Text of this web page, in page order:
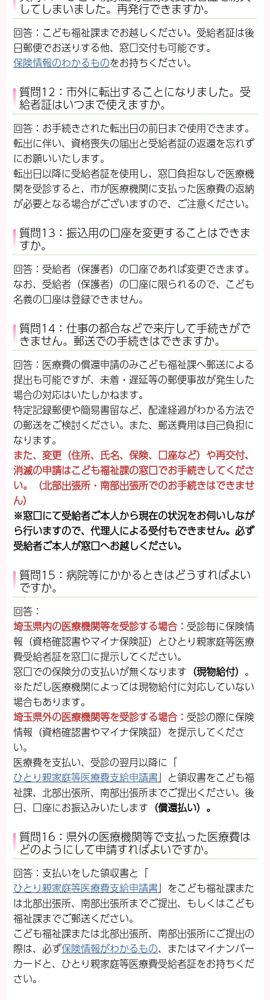
してしまいました。再発行できますか。
回答：こども福祉課までお越しください。受給者証は後
日郵便でお送りする他、窓口交付も可能です。
保険情報のわかるものをお持ちください。
質問12：市外に転出することになりました。受
給者証はいつまで使えますか。
回答：お手続きされた転出日の前日まで使用できます。
転出に伴い、資格喪失の届出と受給者証の返還を忘れず
にお願いいたします。
転出日以降に受給者証を使用し、窓口負担なしで医療機
関を受診すると、市が医療機関に支払った医療費の返納
が必要となる場合がございますので、ご注意ください。
質問13：振込用の口座を変更することはできま
すか。
回答：受給者（保護者）の口座であれば変更できます。
なお、受給者（保護者）の口座に限られるので、こども
名義の口座は登録できません。
質問14：仕事の都合などで来庁して手続きがで
きません。郵送での手続きはできますか。
回答：医療費の償還申請のみこども福祉課へ郵送による
提出も可能ですが、未着・遅延等の郵便事故が発生した
場合の対応はいたしかねます。
特定記録郵便や簡易書留など、配達経過がわかる方法で
の郵送をご検討ください。また、郵送費用は自己負担に
なります。
また、変更（住所、氏名、保険、口座など）や再交付、
消滅の申請はこども福祉課の窓口でお手続きしてくださ
い。（北部出張所・南部出張所でのお手続きはできませ
ん）
※窓口にて受給者ご本人から現在の状況をお伺いしなが
ら行いますので、代理人による受付もできません。必ず
受給者ご本人が窓口へお越しください。
質問15：病院等にかかるときはどうすればよい
ですか。
回答：
埼玉県内の医療機関等を受診する場合： 受診毎に保険情
報（資格確認書やマイナ保険証）とひとり親家庭等医療
費受給者証を窓口に提示してください。
窓口での保険分の支払いが無くなります （現物給付） 。
※ただし医療機関によっては現物給付に対応していない
場合もあります。
埼玉県外の医療機関等を受診する場合： 受診の際に保険
情報（資格確認書やマイナ保険証）を提示してくださ
い。
医療費を支払い、受診の翌月以降に「
ひとり親家庭等医療費支給申請書」と領収書をこども福
祉課、北部出張所、南部出張所までご提出ください。後
日、口座にお振込みいたします （償還払い）。
質問16：県外の医療機関等で支払った医療費は
どのようにして申請すればよいですか。
回答：支払いをした領収書と「
ひとり親家庭等医療費支給申請書」をこども福祉課また
は北部出張所、南部出張所までご提出、もしくはこども
福祉課までご郵送ください。
こども福祉課または北部出張所、南部出張所にご提出の
際は、必ず保険情報がわかるもの、またはマイナンバー
カードと、ひとり親家庭等医療費受給者証をお持ちくだ
さい。